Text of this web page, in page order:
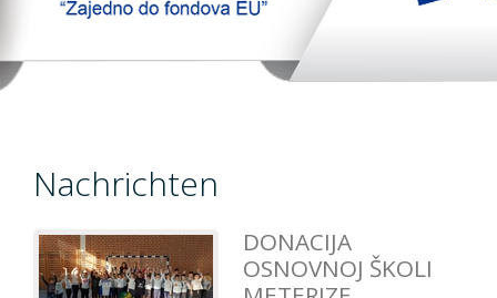
Nachrichten
DONACIJA
OSNOVNOJ ŠKOLI